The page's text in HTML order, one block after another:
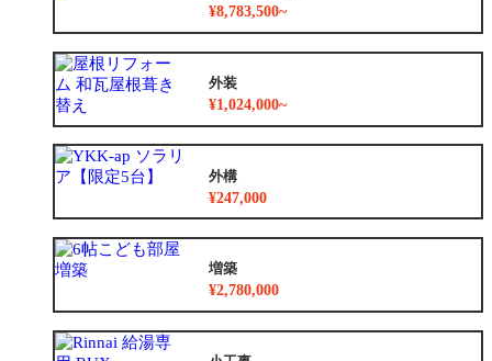
¥8,783,500~
外装
¥1,024,000~
外構
¥247,000
増築
¥2,780,000